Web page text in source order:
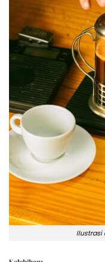
Ilustrasi